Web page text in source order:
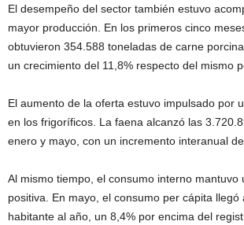
El desempeño del sector también estuvo
mayor producción. En los primeros cinco
obtuvieron 354.588 toneladas de carne
un crecimiento del 11,8% respecto del mismo
El aumento de la oferta estuvo impulsado por
en los frigoríficos. La faena alcanzó las
enero y mayo, con un incremento interanual
Al mismo tiempo, el consumo interno mantuvo
positiva. En mayo, el consumo per cápita llegó
habitante al año, un 8,4% por encima del